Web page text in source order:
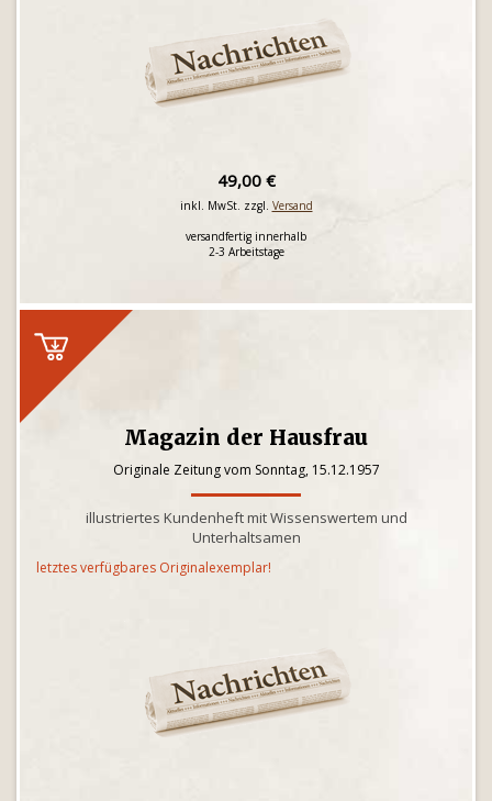
49,00 €
inkl. MwSt. zzgl. Versand
versandfertig innerhalb
2-3 Arbeitstage
Magazin der Hausfrau
Originale Zeitung vom Sonntag, 15.12.1957
illustriertes Kundenheft mit Wissenswertem und
Unterhaltsamen
letztes verfügbares Originalexemplar!